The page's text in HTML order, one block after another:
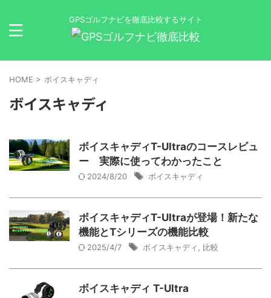
GPSゴルフナビを徹底比較するサイト
HOME > ボイスキャディ
ボイスキャディ
ボイスキャディT-Ultraのコースレビュ
ー 実際に使ってわかったこと
2024/8/20 ボイスキャディ
ボイスキャディT-Ultraが登場！新たな
機能とTシリーズの機能比較
2025/4/7 ボイスキャディ 比較
ボイスキャディ T-Ultra